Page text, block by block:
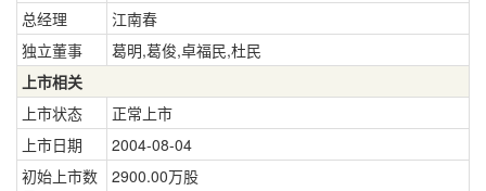
总经理
江南春
独立董事
葛明,葛俊,卓福民,杜民
上市相关
上市状态
正常上市
上市日期
2004-08-04
初始上市数
2900.00万股